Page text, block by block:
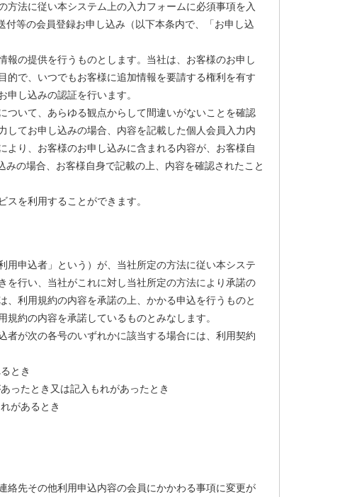
方法に従い本システム上の入力フォームに必須事項を入
等の会員登録お申し込み（以下本条内で、「お申し込
報の提供を行うものとします。当社は、お客様のお申し
で、いつでもお客様に追加情報を要請する権利を有す
し込みの認証を行います。
ついて、あらゆる観点からして間違いがないことを確認
てお申し込みの場合、内容を記載した個人会員入力内
り、お客様のお申し込みに含まれる内容が、お客様自
の場合、お客様自身で記載の上、内容を確認されたこと
を利用することができます。
用申込者」という）が、当社所定の方法に従い本システ
を行い、当社がこれに対し当社所定の方法により承諾の
利用規約の内容を承諾の上、かかる申込を行うものと
約の内容を承諾しているものとみなします。
者が次の各号のいずれかに該当する場合には、利用契約
とき
ったとき又は記入もれがあったとき
があるとき
絡先その他利用申込内容の会員にかかわる事項に変更が